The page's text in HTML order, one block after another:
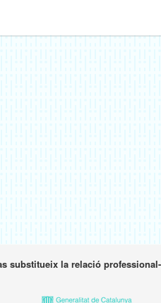
substitueix la relació